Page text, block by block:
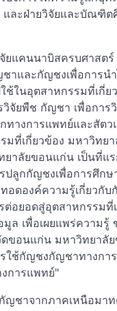
ละฝ่ายวิจัยและบัณฑิต
ยแคนนาบิสครบศาสต
และกัญชงเพื่อการน
ในอุตสาหกรรมที่เกี่ย
จัยพืช กัญชา เพื่อการ
ทางการแพทย์และสัต
ที่เกี่ยวข้อง มหาวิทย
าลัยขอนแก่น เป็นที่แ
ลูกกัญชงเพื่อการศึกษ
อดองค์ความรู้เกี่ยวกั
อยอดสู่อุตสาหกรรมที่
ล เพื่อเผยแพร่ความรู้
ขอนแก่น มหาวิทยาลั
ใช้กัญชงกัญชาทางกา
การแพทย์"
ญชาจากภาคเหนือมา